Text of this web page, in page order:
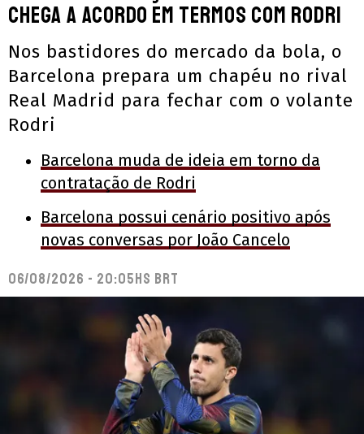
chega a acordo em termos com Rodri
Nos bastidores do mercado da bola, o
Barcelona prepara um chapéu no rival
Real Madrid para fechar com o volante
Rodri
Barcelona muda de ideia em torno da
contratação de Rodri
Barcelona possui cenário positivo após
novas conversas por João Cancelo
06/08/2026 - 20:05hs BRT